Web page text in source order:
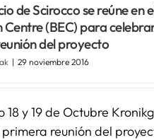
de Scirocco se reúne en
Centre (BEC) para
del proyecto
| 29 noviembre 2016
18 y 19 de Octubre
reunión del